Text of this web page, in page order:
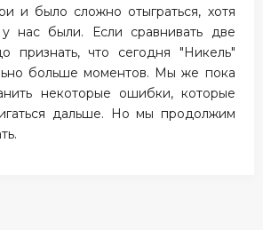
и было сложно отыграться, хотя
нас были. Если сравнивать две
признать, что сегодня "Никель"
больше моментов. Мы же пока
некоторые ошибки, которые
дальше. Но мы продолжим